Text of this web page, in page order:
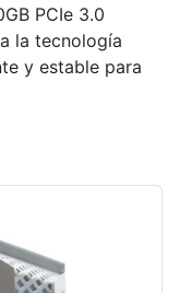
PCIe 3.0
la tecnología
y estable para